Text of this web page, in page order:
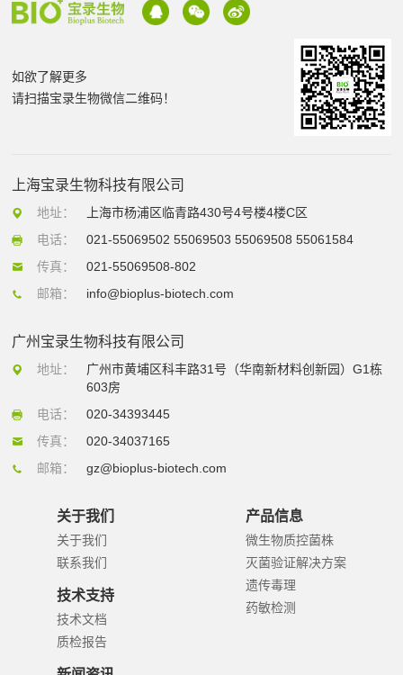
如欲了解更多
请扫描宝录生物微信二维码！
上海宝录生物科技有限公司
地址：
上海市杨浦区临青路430号4号楼4楼C区
电话：
021-55069502 55069503 55069508 55061584
传真：
021-55069508-802
邮箱：
info@bioplus-biotech.com
广州宝录生物科技有限公司
地址：
广州市黄埔区科丰路31号（华南新材料创新园）G1栋
603房
电话：
020-34393445
传真：
020-34037165
邮箱：
gz@bioplus-biotech.com
关于我们
关于我们
联系我们
技术支持
技术文档
质检报告
产品信息
微生物质控菌株
灭菌验证解决方案
遗传毒理
药敏检测